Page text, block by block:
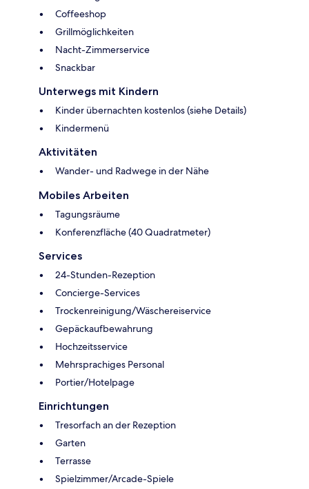
Coffeeshop
Grillmöglichkeiten
Nacht-Zimmerservice
Snackbar
Unterwegs mit Kindern
Kinder übernachten kostenlos (siehe Details)
Kindermenü
Aktivitäten
Wander- und Radwege in der Nähe
Mobiles Arbeiten
Tagungsräume
Konferenzfläche (40 Quadratmeter)
Services
24-Stunden-Rezeption
Concierge-Services
Trockenreinigung/Wäschereiservice
Gepäckaufbewahrung
Hochzeitsservice
Mehrsprachiges Personal
Portier/Hotelpage
Einrichtungen
Tresorfach an der Rezeption
Garten
Terrasse
Spielzimmer/Arcade-Spiele